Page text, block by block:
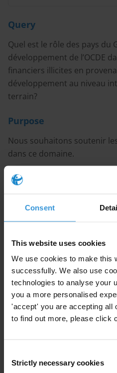
Consent
This website uses cookies
We use cookies to make this
successfully. We also use
technologies to analyse your
you a more personalised
'accept' you are accepting all
to find out more, please click
Selection
Strictly necessary cookies
Query
Quel est le rôle des pays du
développement de l’OCDE
financiers illicites en
développement au niveau
terrain?
Purpose
Nous souhaitons soutenir
dans ce domaine.
Content
Le rôle des pays du G20
contre les flux financiers
Le rôle des organismes
lutte contre les flux
provenance des pays
Bibliographie
Summary